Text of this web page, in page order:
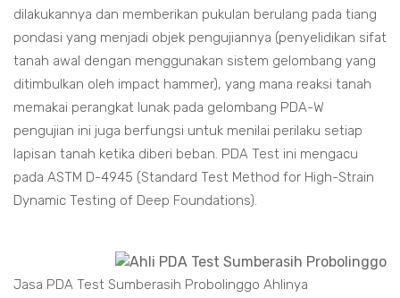
dilakukannya dan memberikan pukulan berulang pada tiang
pondasi yang menjadi objek pengujiannya (penyelidikan sifat
tanah awal dengan menggunakan sistem gelombang yang
ditimbulkan oleh impact hammer), yang mana reaksi tanah
memakai perangkat lunak pada gelombang PDA-W
pengujian ini juga berfungsi untuk menilai perilaku setiap
lapisan tanah ketika diberi beban. PDA Test ini mengacu
pada ASTM D-4945 (Standard Test Method for High-Strain
Dynamic Testing of Deep Foundations).
Jasa PDA Test Sumberasih Probolinggo Ahlinya